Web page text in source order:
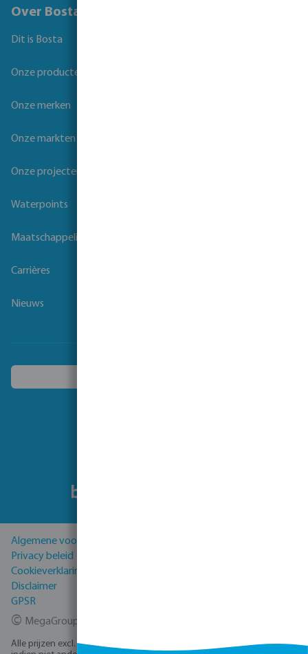
Over Bosta
Dit is Bosta
Onze producten
Onze merken
Onze markten
Onze projecten
Waterpoints
Maatschappelijk verantwoord ondernemen
Carrières
Nieuws
Algemene voorwaarden
Privacy beleid
Cookieverklaring
Disclaimer
GPSR
© MegaGroup Trade 2026
Alle prijzen excl. BTW plus
en eventuele bezorgkosten,